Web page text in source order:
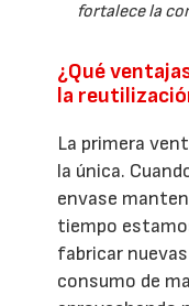
fortalece la
¿Qué
la
La primera
la única.
envase
tiempo
fabricar
consumo de